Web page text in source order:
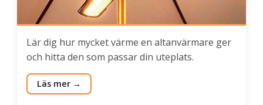
Lär dig hur mycket värme en altanvärmare ger
och hitta den som passar din uteplats.
Läs mer